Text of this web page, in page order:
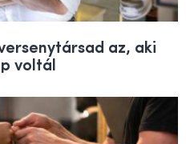
az, aki
voltál